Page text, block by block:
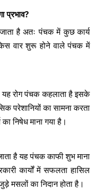
प्रभाव?
है अतः पंचक में कुछ कार्य
वार शुरू होने वाले पंचक में
यह रोग पंचक कहलाता है इसके
परेशानियों का सामना करता
निषेध माना गया है।
है यह पंचक काफी शुभ माना
कार्यों में सफलता हासिल
मसलों का निदान होता है।